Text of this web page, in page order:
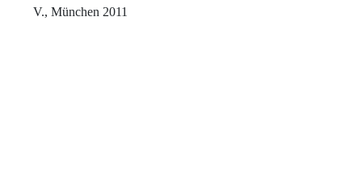
V., München 2011